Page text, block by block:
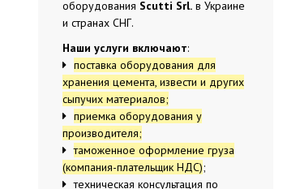
оборудования Scutti Srl. в Украине
и странах СНГ.
Наши услуги включают:
поставка оборудования для
хранения цемента, извести и других
сыпучих материалов;
приемка оборудования у
производителя;
таможенное оформление груза
(компания-плательщик НДС);
техническая консультация по